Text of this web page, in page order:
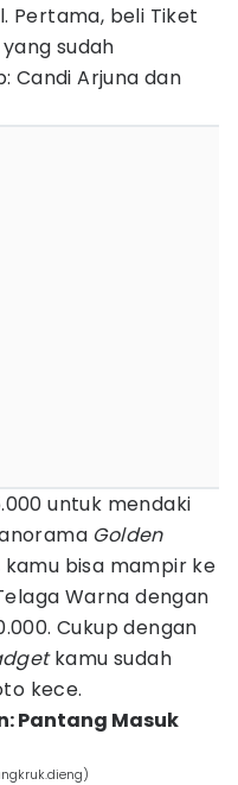
Pertama, beli Tiket
sudah
Candi Arjuna dan
untuk mendaki
Golden
kamu bisa mampir ke
Warna dengan
Cukup dengan
kamu sudah
kece.
Pantang Masuk